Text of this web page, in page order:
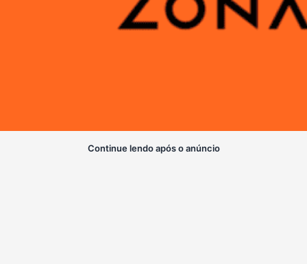
Continue lendo após o anúncio